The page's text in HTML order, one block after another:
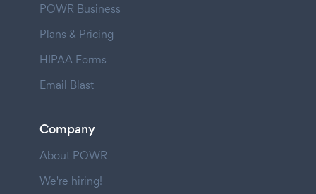
POWR Business
Plans & Pricing
HIPAA Forms
Email Blast
Company
About POWR
We're hiring!